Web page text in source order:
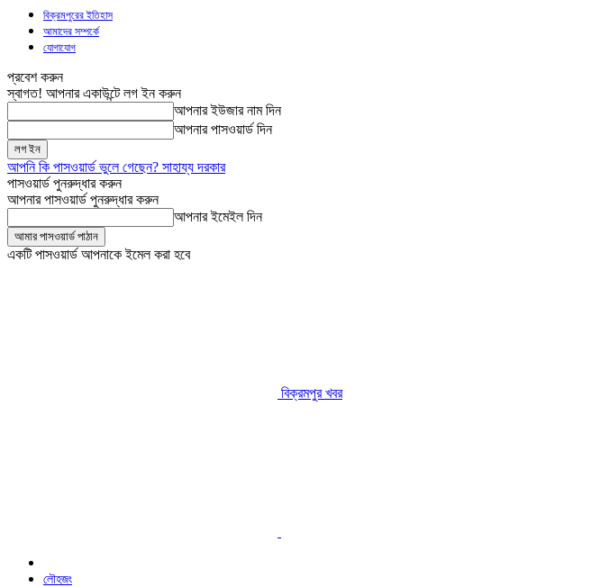
বিক্রমপুরের ইতিহাস
আমাদের সম্পর্কে
যোগাযোগ
প্রবেশ করুন
স্বাগত! আপনার একাউন্টে লগ ইন করুন
আপনার ইউজার নাম দিন
আপনার পাসওয়ার্ড দিন
আপনি কি পাসওয়ার্ড ভুলে গেছেন? সাহায্য দরকার
পাসওয়ার্ড পুনরুদ্ধার করুন
আপনার পাসওয়ার্ড পুনরুদ্ধার করুন
আপনার ইমেইল দিন
একটি পাসওয়ার্ড আপনাকে ইমেল করা হবে
বিক্রমপুর খবর
লৌহজং